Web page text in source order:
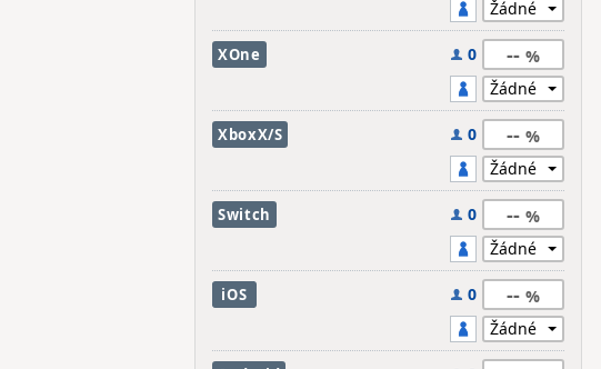
XOne 0 --
XboxX/S 0 --
Switch 0 --
iOS 0 --